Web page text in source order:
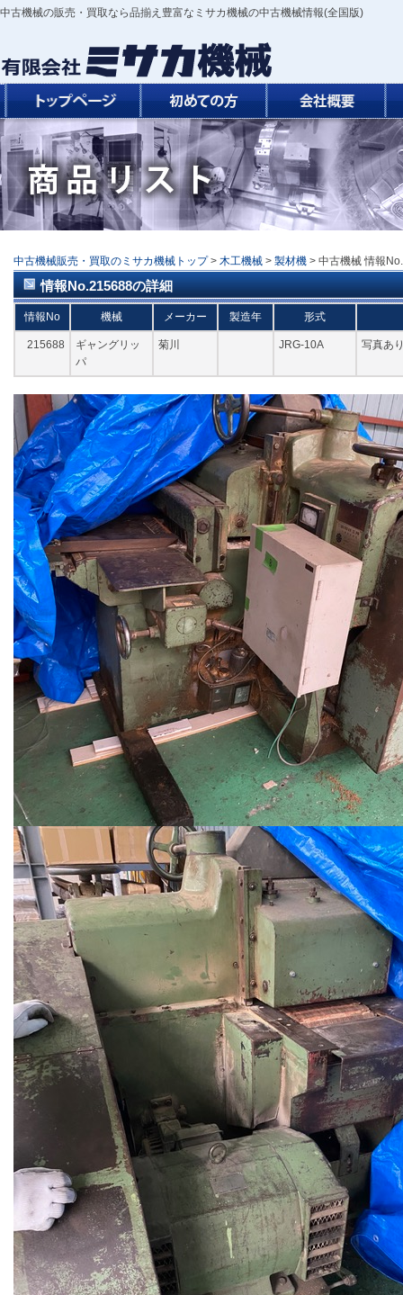
中古機械の販売・買取なら品揃え豊富なミサカ機械の中古機械情報(全国版)
中古機械販売・買取のミサカ機械トップ > 木工機械 > 製材機 > 中古機械 情報
情報No.215688の詳細
情報No 機械 メーカー 製造年 形式
215688
ギャングリッ
パ
菊川 JRG-10A 写真あ